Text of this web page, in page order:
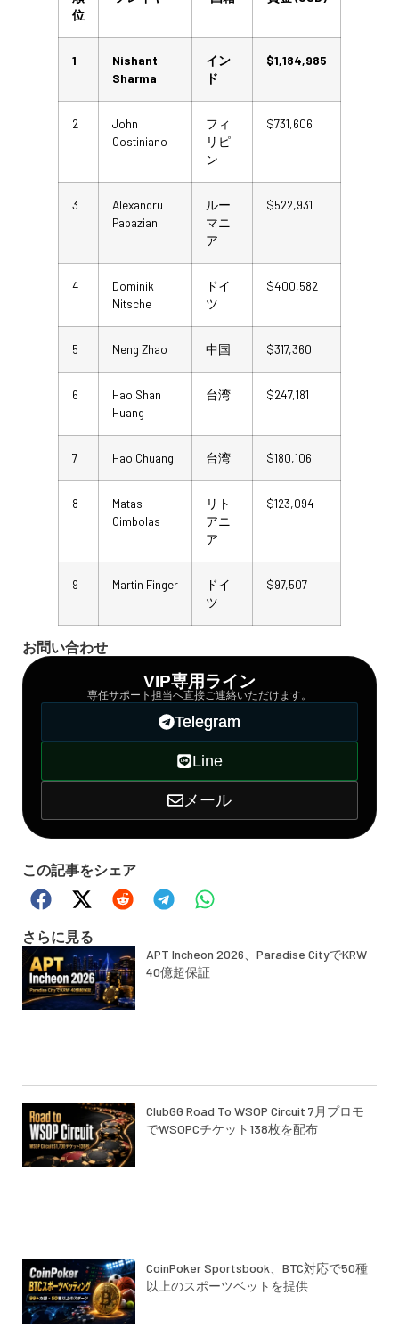
位
1
Nishant
Sharma
イン
ド
$1,184,985
2
John
Costiniano
フィ
リピ
ン
$731,606
3
Alexandru
Papazian
ルー
マニ
ア
$522,931
4
Dominik
Nitsche
ドイ
ツ
$400,582
5 Neng Zhao 中国 $317,360
6
Hao Shan
Huang
台湾 $247,181
7 Hao Chuang 台湾 $180,106
8
Matas
Cimbolas
リト
アニ
ア
$123,094
9 Martin Finger
ドイ
ツ
$97,507
お問い合わせ
VIP専用ライン
専任サポート担当へ直接ご連絡いただけます。
Telegram
Line
メール
この記事をシェア
さらに見る
APT Incheon 2026、Paradise CityでKRW
40億超保証
ClubGG Road To WSOP Circuit 7月プロモ
でWSOPCチケット138枚を配布
CoinPoker Sportsbook、BTC対応で50種
以上のスポーツベットを提供